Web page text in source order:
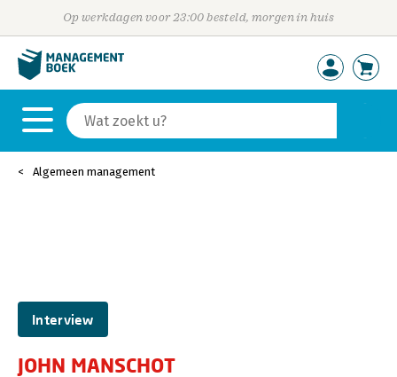
Op werkdagen voor 23:00 besteld, morgen in huis
Algemeen management
Interview
JOHN MANSCHOT